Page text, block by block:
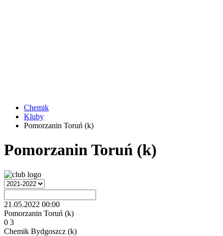
Chemik
Kluby
Pomorzanin Toruń (k)
Pomorzanin Toruń (k)
21.05.2022 00:00
Pomorzanin Toruń (k)
0 3
Chemik Bydgoszcz (k)